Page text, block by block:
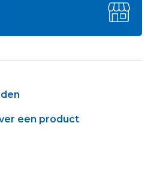
een product